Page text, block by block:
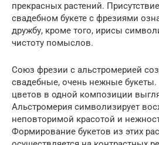
прекрасных растений.
свадебном букете с фрезиями
дружбу, кроме того, ирисы
чистоту помыслов.
Союз фрезии с альстромерией
свадебные, очень нежные букеты.
цветов в одной композиции
Альстромерия символизирует
неповторимой красотой и
Формирование букетов из этих